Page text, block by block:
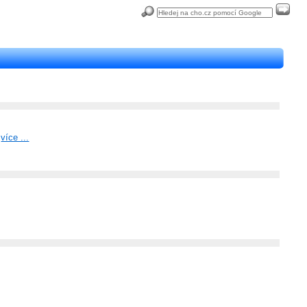
více ...